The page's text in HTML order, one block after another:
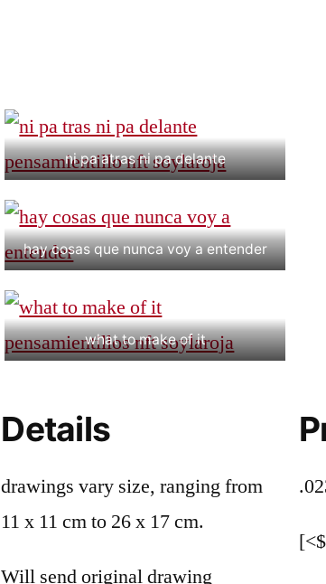
ni pa atras ni pa delante
hay cosas que nunca voy a entender
what to make of it
Details
drawings vary size, ranging from
11 x 11 cm to 26 x 17 cm.
Will send original drawing